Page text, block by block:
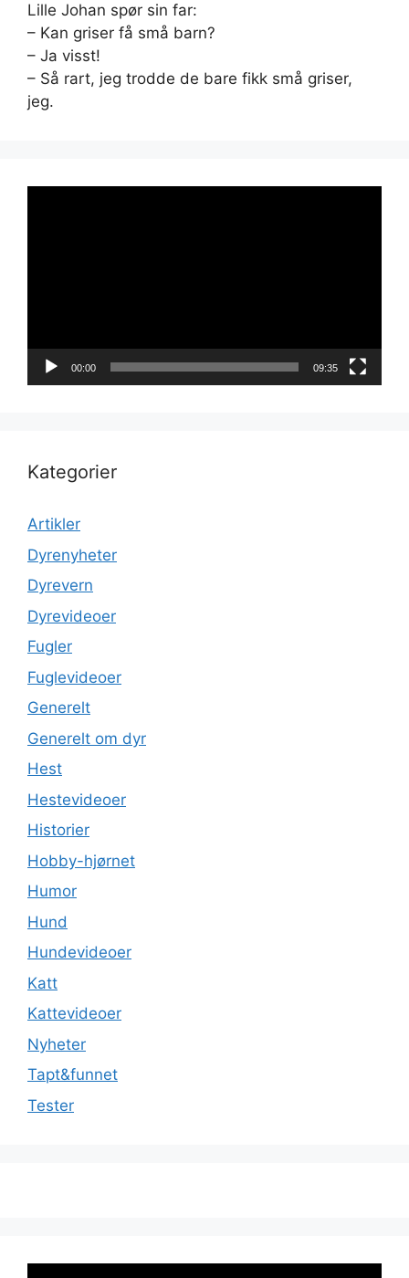
Lille Johan spør sin far:
– Kan griser få små barn?
– Ja visst!
– Så rart, jeg trodde de bare fikk små griser,
jeg.
00:00 09:35
Kategorier
Artikler
Dyrenyheter
Dyrevern
Dyrevideoer
Fugler
Fuglevideoer
Generelt
Generelt om dyr
Hest
Hestevideoer
Historier
Hobby-hjørnet
Humor
Hund
Hundevideoer
Katt
Kattevideoer
Nyheter
Tapt&funnet
Tester